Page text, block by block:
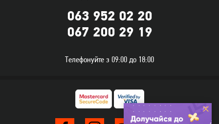
063 952 02 20
067 200 29 19
Телефонуйте з 09:00 до 18:00